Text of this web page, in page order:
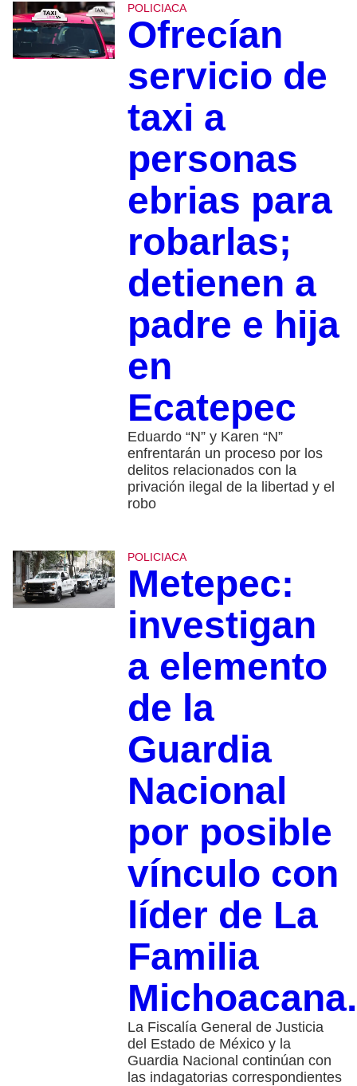
POLICIACA
Ofrecían
servicio de
taxi a
personas
ebrias para
robarlas;
detienen a
padre e hija
en
Ecatepec
Eduardo “N” y Karen “N”
enfrentarán un proceso por los
delitos relacionados con la
privación ilegal de la libertad y el
robo
POLICIACA
Metepec:
investigan
a elemento
de la
Guardia
Nacional
por posible
vínculo con
líder de La
Familia
Michoacana.
La Fiscalía General de Justicia
del Estado de México y la
Guardia Nacional continúan con
las indagatorias correspondientes